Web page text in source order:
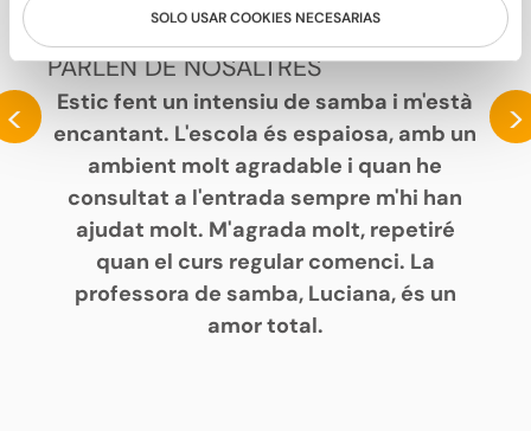
SOLO USAR COOKIES NECESARIAS
PARLEN DE NOSALTRES
<
Estic fent un intensiu de samba i m'està
encantant. L'escola és espaiosa, amb un
ambient molt agradable i quan he
consultat a l'entrada sempre m'hi han
ajudat molt. M'agrada molt, repetiré
quan el curs regular comenci. La
professora de samba, Luciana, és un
amor total.
>